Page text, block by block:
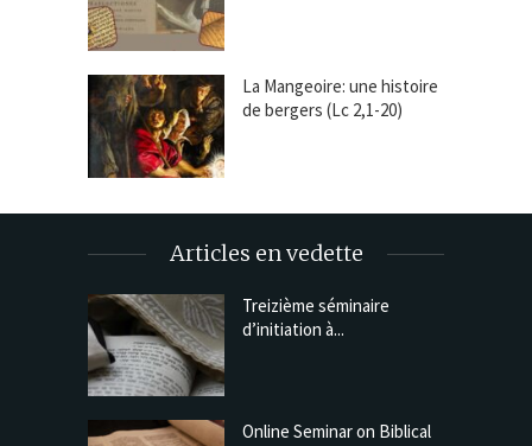
La Mangeoire: une histoire
de bergers (Lc 2,1-20)
Articles en vedette
Treizième séminaire
d’initiation à...
Online Seminar on Biblical